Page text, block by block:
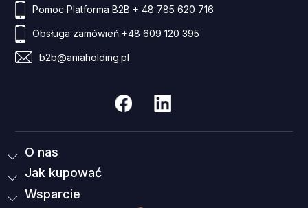
Pomoc Platforma B2B + 48 785 620 716
Obsługa zamówień +48 609 120 395
b2b@aniaholding.pl
O nas
Jak kupować
Wsparcie